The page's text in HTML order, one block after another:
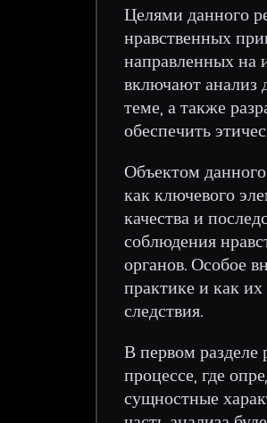
Целями данного
нравственных
направленных на
включают анализ
теме, а также
обеспечить
Объектом
как ключевого
качества и
соблюдения
органов. Особое
практике и как
следствия.
В первом разделе
процессе, где
сущностные